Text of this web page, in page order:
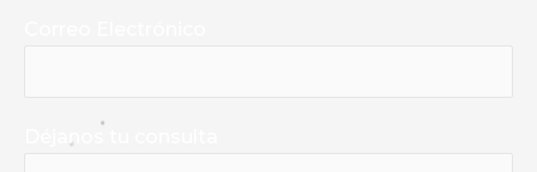
Déjanos tu consulta